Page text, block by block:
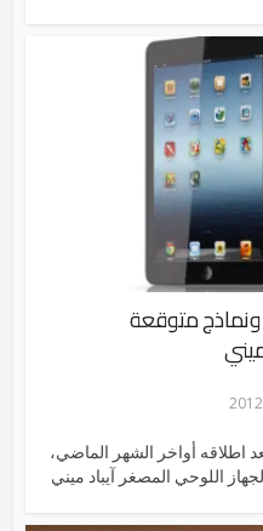
متوقعة
الاشاعات الخاصة بالآيفون 5 بعد اطلاقه أواخر الشهر الماضي،
اللوحي المصغر آيباد ميني